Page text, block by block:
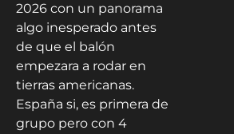
2026 con un panorama
algo inesperado antes
de que el balón
empezara a rodar en
tierras americanas.
España si, es primera de
grupo pero con 4